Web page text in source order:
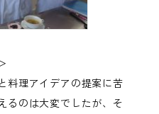
料理アイデアの提案に苦
るのは大変でしたが、そ